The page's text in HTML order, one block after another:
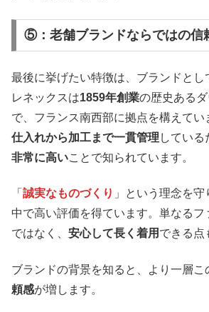
⑤：老舗ブランドならではの信
最後に挙げたい特徴は、ブランドとし
レネックスは1859年創業の歴史ある
で、フランス南西部に拠点を構えてい
仕入れから加工まで一貫管理 している
非常に高いことで知られています。
「 誠実なものづくり 」という理念を
中で高い評価を得ています。単なるフ
ではなく、 安心して長く着用 できる点
ブランドの背景を知ると、より一層こ
頼感が増します。